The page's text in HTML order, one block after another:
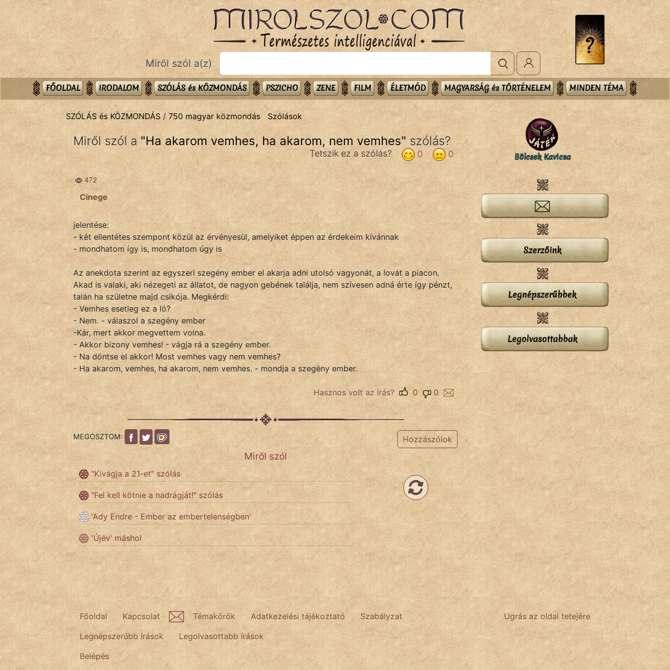
Bibliai
Közmondások
Szóláscsoportok
KÖZMONDÁS
FILM
Népszerű szerzőink:
fantom
Láron Ádám
Miről szól a(z)
FŐOLDAL IRODALOM SZÓLÁS és KÖZMONDÁS PSZICHO ZENE FILM ÉLETMÓD MAGYARSÁG és TÖRTÉNELEM MINDEN TÉMA
SZÓLÁS és KÖZMONDÁS / 750 magyar közmondás Szólások
Miről szól a "Ha akarom vemhes, ha akarom, nem vemhes" szólás?
0
0
Tetszik ez a szólás?
472
Cinege
jelentése:
- két ellentétes szempont közül az érvényesül, amelyiket éppen az érdekeim kívánnak
- mondhatom így is, mondhatom úgy is
Az anekdota szerint az egyszeri szegény ember el akarja adni utolsó vagyonát, a lovát a piacon.
Akad is valaki, aki nézegeti az állatot, de nagyon gebének találja, nem szívesen adná érte így pénzt,
talán ha születne majd csikója. Megkérdi:
- Vemhes esetleg ez a ló?
- Nem. - válaszol a szegény ember
-Kár, mert akkor megvettem volna.
- Akkor bizony vemhes! - vágja rá a szegény ember.
- Na döntse el akkor! Most vemhes vagy nem vemhes?
- Ha akarom, vemhes, ha akarom, nem vemhes. - mondja a szegény ember.
Hasznos volt az írás? 0
0
MEGOSZTOM: Hozzászólok
Miről szól
"Kivágja a 21-et" szólás
"Fel kell kötnie a nadrágját!" szólás
'Ady Endre - Ember az embertelenségben'
'Újév' máshol
Bölcsek Kavicsa
Szerzőink
Legnépszerűbbek
Legolvasottabbak
Ugrás az oldal tetejére
Főoldal Kapcsolat Témakörök Adatkezelési tájékoztató
Szabályzat
Legnépszerűbb írások
Legolvasottabb írások
Belépés